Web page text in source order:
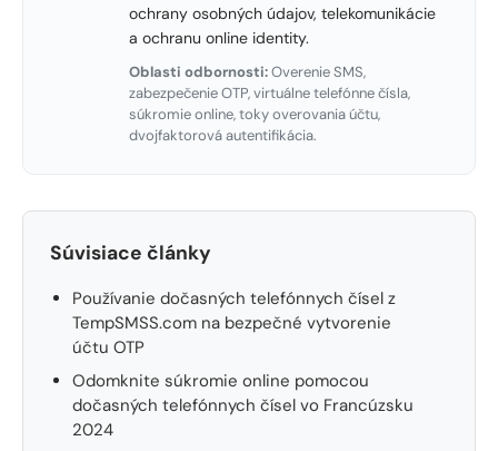
ochrany osobných údajov, telekomunikácie
a ochranu online identity.
Oblasti odbornosti:Overenie SMS,
zabezpečenie OTP, virtuálne telefónne čísla,
súkromie online, toky overovania účtu,
dvojfaktorová autentifikácia.
Súvisiace články
Používanie dočasných telefónnych čísel z
TempSMSS.com na bezpečné vytvorenie
účtu OTP
Odomknite súkromie online pomocou
dočasných telefónnych čísel vo Francúzsku
2024